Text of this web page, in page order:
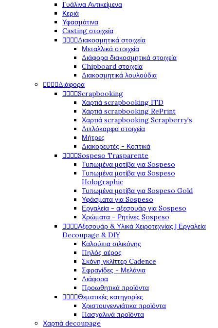
Γυάλινα Αντικείμενα
Κεριά
Υφασμάτινα
Casting στοιχεία
Διακοσμητικά στοιχεία
Μεταλλικά στοιχεία
Διάφορα διακοσμητικά στοιχεία
Chipboard στοιχεία
Διακοσμητικά λουλούδια
Διάφορα
Scrapbooking
Χαρτιά scrapbooking ITD
Χαρτιά scrapbooking RePrint
Χαρτιά scrapbooking Scrapberry's
Διπλόκαρφα στοιχεία
Μήτρες
Διακορευτές - Κοπτικά
Sospeso Trasparente
Τυπωμένα μοτίβα για Sospeso
Τυπωμένα μοτίβα για Sospeso
Holographic
Τυπωμένα μοτίβα για Sospeso Gold
Υφάσματα για Sospeso
Εργαλεία - αξεσουάρ για Sospeso
Χρώματα - Ρητίνες Sospeso
Αξεσουάρ & Υλικά Χειροτεχνίας | Εργαλεία
Decoupage & DIY
Καλούπια σιλικόνης
Πηλός αέρος
Σκόνη γκλίττερ Cadence
Σφραγίδες - Μελάνια
Διάφορα
Προωθητικά προϊόντα
Θεματικές κατηγορίες
Χριστουγεννιάτικα προϊόντα
Πασχαλινά προϊόντα
Χαρτιά decoupage